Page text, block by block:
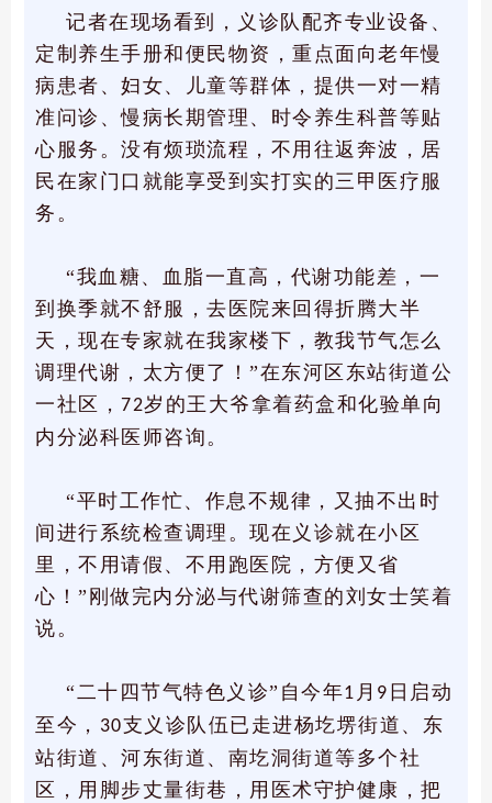
记者在现场看到，义诊队配齐专业设备、
定制养生手册和便民物资，重点面向老年慢
病患者、妇女、儿童等群体，提供一对一精
准问诊、慢病长期管理、时令养生科普等贴
心服务。没有烦琐流程，不用往返奔波，居
民在家门口就能享受到实打实的三甲医疗服
务。
“我血糖、血脂一直高，代谢功能差，一
到换季就不舒服，去医院来回得折腾大半
天，现在专家就在我家楼下，教我节气怎么
调理代谢，太方便了！”在东河区东站街道公
一社区， 72岁的王大爷拿着药盒和化验单向
内分泌科医师咨询。
“平时工作忙、作息不规律，又抽不出时
间进行系统检查调理。现在义诊就在小区
里，不用请假、不用跑医院，方便又省
心！”刚做完内分泌与代谢筛查的刘女士笑着
说。
“二十四节气特色义诊”自今年1 月 9 日启动
至今， 30支义诊队伍已走进杨圪塄街道、东
站街道、河东街道、南圪洞街道等多个社
区，用脚步丈量街巷，用医术守护健康，把